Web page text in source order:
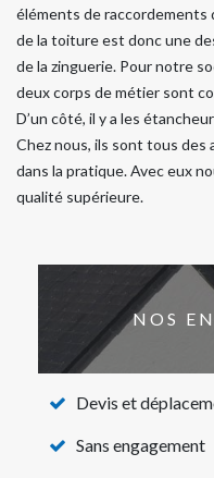
éléments de raccordements
de la toiture est donc une
de la zinguerie. Pour notre
deux corps de métier sont
D’un côté, il y a les
Chez nous, ils sont tous
dans la pratique. Avec eux
qualité supérieure.
NOS
Devis et
Sans engagement